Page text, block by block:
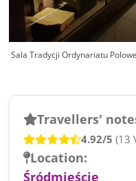
Sala Tradycji Ordynariatu
Travellers'
4.92/5 (13
Location:
Śródmieście